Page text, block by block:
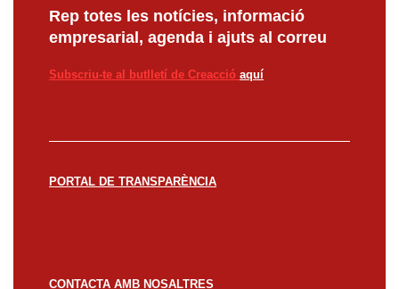
Rep totes les notícies, informació
empresarial, agenda i ajuts al correu
Subscriu-te al butlletí de Creacció aquí
PORTAL DE TRANSPARÈNCIA
CONTACTA AMB NOSALTRES